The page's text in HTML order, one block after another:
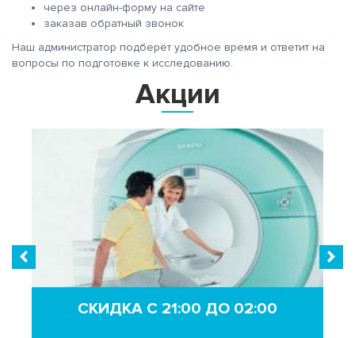
через онлайн-форму на сайте
заказав обратный звонок
Наш администратор подберёт удобное время и ответит на
вопросы по подготовке к исследованию.
Акции
СКИДКА С 21:00 ДО 02:00